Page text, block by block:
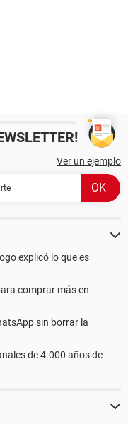
Ver un ejemplo
explicó lo que es
comprar más en
sin borrar la
de 4.000 años de